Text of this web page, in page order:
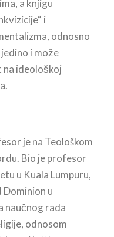
a knjigu
i
odnosno
i može
ideološkoj
je na Teološkom
Bio je profesor
u Kuala Lumpuru,
Dominion u
naučnog rada
odnosom